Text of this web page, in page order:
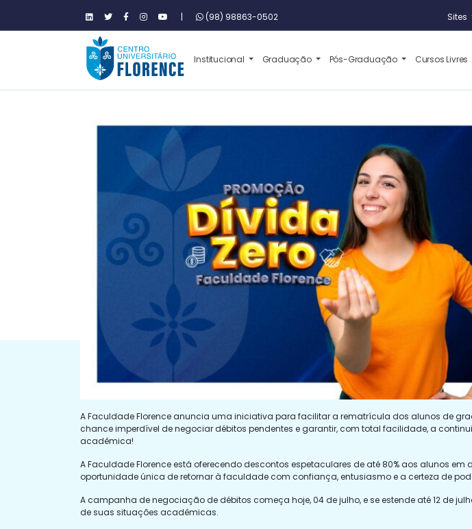
| (98) 98863-0502 Sites
Institucional Graduação Pós-Graduação Cursos Livres
A Faculdade Florence anuncia uma iniciativa para facilitar a rematrícula dos alunos de
chance imperdível de negociar débitos pendentes e garantir, com total facilidade, a
acadêmica!
A Faculdade Florence está oferecendo descontos espetaculares de até 80% aos alunos
oportunidade única de retornar à faculdade com confiança, entusiasmo e a certeza de
A campanha de negociação de débitos começa hoje, 04 de julho, e se estende até 12 de
de suas situações acadêmicas.